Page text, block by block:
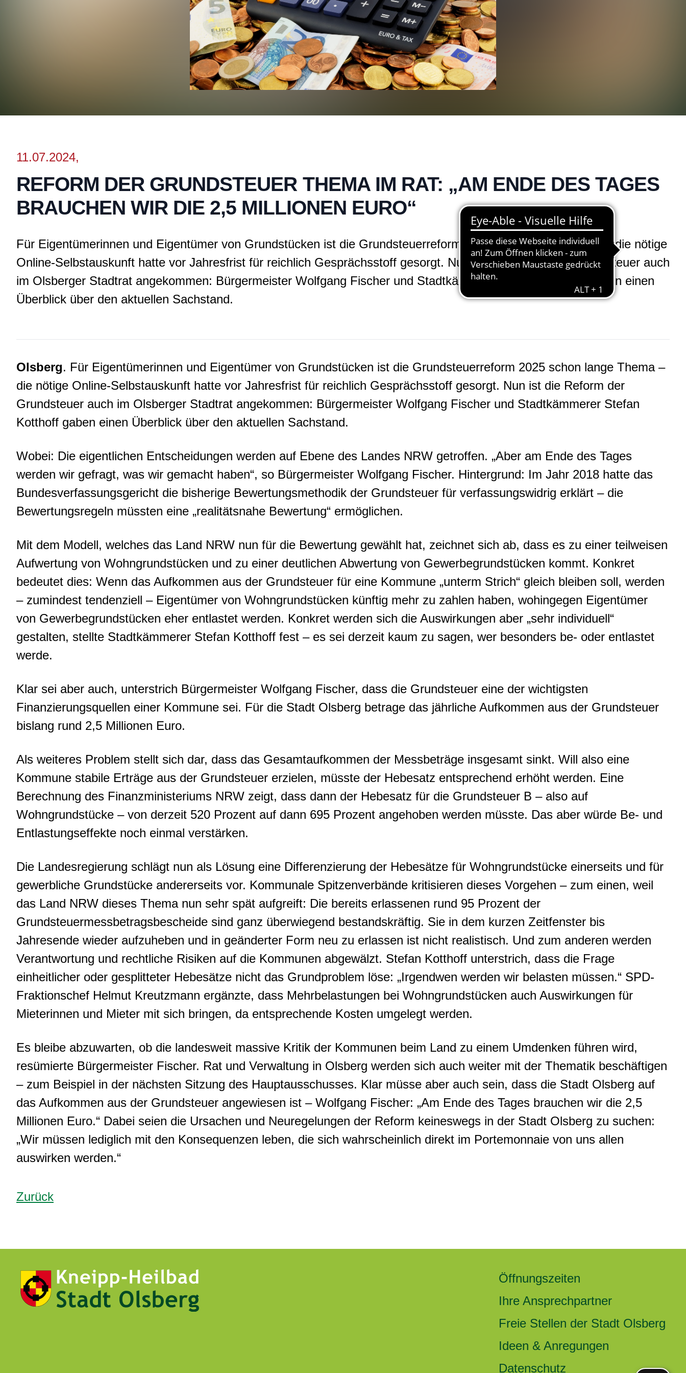
11.07.2024,
REFORM DER GRUNDSTEUER THEMA IM RAT: „AM ENDE DES TAGES
BRAUCHEN WIR DIE 2,5 MILLIONEN EURO“
Für Eigentümerinnen und Eigentümer von Grundstücken ist die Grundsteuerreform 2025 schon lange Thema – die nötige
Online-Selbstauskunft hatte vor Jahresfrist für reichlich Gesprächsstoff gesorgt. Nun ist die Reform der Grundsteuer auch
im Olsberger Stadtrat angekommen: Bürgermeister Wolfgang Fischer und Stadtkämmerer Stefan Kotthoff gaben einen
Überblick über den aktuellen Sachstand.
Olsberg. Für Eigentümerinnen und Eigentümer von Grundstücken ist die Grundsteuerreform 2025 schon lange Thema –
die nötige Online-Selbstauskunft hatte vor Jahresfrist für reichlich Gesprächsstoff gesorgt. Nun ist die Reform der
Grundsteuer auch im Olsberger Stadtrat angekommen: Bürgermeister Wolfgang Fischer und Stadtkämmerer Stefan
Kotthoff gaben einen Überblick über den aktuellen Sachstand.
Wobei: Die eigentlichen Entscheidungen werden auf Ebene des Landes NRW getroffen. „Aber am Ende des Tages
werden wir gefragt, was wir gemacht haben“, so Bürgermeister Wolfgang Fischer. Hintergrund: Im Jahr 2018 hatte das
Bundesverfassungsgericht die bisherige Bewertungsmethodik der Grundsteuer für verfassungswidrig erklärt – die
Bewertungsregeln müssten eine „realitätsnahe Bewertung“ ermöglichen.
Mit dem Modell, welches das Land NRW nun für die Bewertung gewählt hat, zeichnet sich ab, dass es zu einer teilweisen
Aufwertung von Wohngrundstücken und zu einer deutlichen Abwertung von Gewerbegrundstücken kommt. Konkret
bedeutet dies: Wenn das Aufkommen aus der Grundsteuer für eine Kommune „unterm Strich“ gleich bleiben soll, werden
– zumindest tendenziell – Eigentümer von Wohngrundstücken künftig mehr zu zahlen haben, wohingegen Eigentümer
von Gewerbegrundstücken eher entlastet werden. Konkret werden sich die Auswirkungen aber „sehr individuell“
gestalten, stellte Stadtkämmerer Stefan Kotthoff fest – es sei derzeit kaum zu sagen, wer besonders be- oder entlastet
werde.
Klar sei aber auch, unterstrich Bürgermeister Wolfgang Fischer, dass die Grundsteuer eine der wichtigsten
Finanzierungsquellen einer Kommune sei. Für die Stadt Olsberg betrage das jährliche Aufkommen aus der Grundsteuer
bislang rund 2,5 Millionen Euro.
Als weiteres Problem stellt sich dar, dass das Gesamtaufkommen der Messbeträge insgesamt sinkt. Will also eine
Kommune stabile Erträge aus der Grundsteuer erzielen, müsste der Hebesatz entsprechend erhöht werden. Eine
Berechnung des Finanzministeriums NRW zeigt, dass dann der Hebesatz für die Grundsteuer B – also auf
Wohngrundstücke – von derzeit 520 Prozent auf dann 695 Prozent angehoben werden müsste. Das aber würde Be- und
Entlastungseffekte noch einmal verstärken.
Die Landesregierung schlägt nun als Lösung eine Differenzierung der Hebesätze für Wohngrundstücke einerseits und für
gewerbliche Grundstücke andererseits vor. Kommunale Spitzenverbände kritisieren dieses Vorgehen – zum einen, weil
das Land NRW dieses Thema nun sehr spät aufgreift: Die bereits erlassenen rund 95 Prozent der
Grundsteuermessbetragsbescheide sind ganz überwiegend bestandskräftig. Sie in dem kurzen Zeitfenster bis
Jahresende wieder aufzuheben und in geänderter Form neu zu erlassen ist nicht realistisch. Und zum anderen werden
Verantwortung und rechtliche Risiken auf die Kommunen abgewälzt. Stefan Kotthoff unterstrich, dass die Frage
einheitlicher oder gesplitteter Hebesätze nicht das Grundproblem löse: „Irgendwen werden wir belasten müssen.“ SPD-
Fraktionschef Helmut Kreutzmann ergänzte, dass Mehrbelastungen bei Wohngrundstücken auch Auswirkungen für
Mieterinnen und Mieter mit sich bringen, da entsprechende Kosten umgelegt werden.
Es bleibe abzuwarten, ob die landesweit massive Kritik der Kommunen beim Land zu einem Umdenken führen wird,
resümierte Bürgermeister Fischer. Rat und Verwaltung in Olsberg werden sich auch weiter mit der Thematik beschäftigen
– zum Beispiel in der nächsten Sitzung des Hauptausschusses. Klar müsse aber auch sein, dass die Stadt Olsberg auf
das Aufkommen aus der Grundsteuer angewiesen ist – Wolfgang Fischer: „Am Ende des Tages brauchen wir die 2,5
Millionen Euro.“ Dabei seien die Ursachen und Neuregelungen der Reform keineswegs in der Stadt Olsberg zu suchen:
„Wir müssen lediglich mit den Konsequenzen leben, die sich wahrscheinlich direkt im Portemonnaie von uns allen
auswirken werden.“
Zurück
Öffnungszeiten
Ihre Ansprechpartner
Freie Stellen der Stadt Olsberg
Ideen & Anregungen
Datenschutz